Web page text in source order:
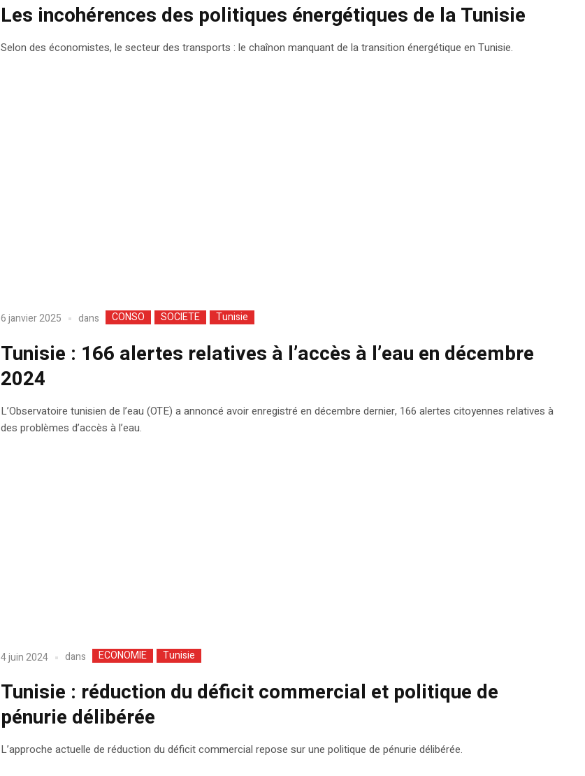
Les incohérences des politiques énergétiques de la Tunisie
Selon des économistes, le secteur des transports : le chaînon manquant de la transition énergétique en Tunisie.
6 janvier 2025 dans CONSO SOCIETE Tunisie
Tunisie : 166 alertes relatives à l’accès à l’eau en décembre
2024
L’Observatoire tunisien de l’eau (OTE) a annoncé avoir enregistré en décembre dernier, 166 alertes citoyennes relatives à
des problèmes d’accès à l’eau.
4 juin 2024 dans ECONOMIE Tunisie
Tunisie : réduction du déficit commercial et politique de
pénurie délibérée
L’approche actuelle de réduction du déficit commercial repose sur une politique de pénurie délibérée.